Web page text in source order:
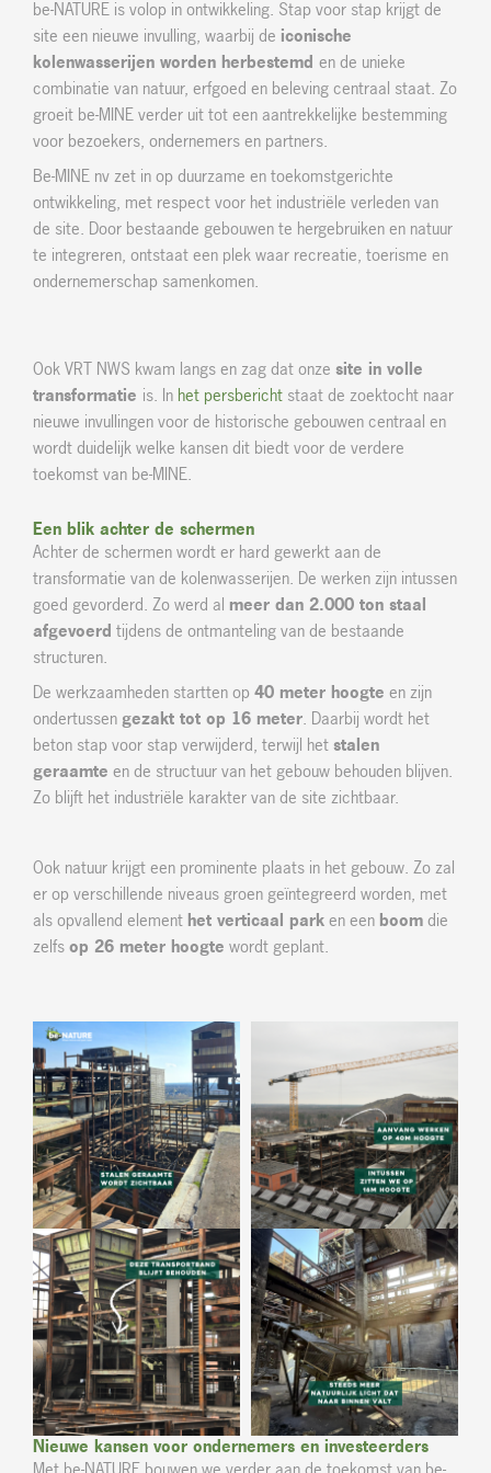
be-NATURE is volop in ontwikkeling. Stap voor stap krijgt de
site een nieuwe invulling, waarbij de iconische
kolenwasserijen worden herbestemd en de unieke
combinatie van natuur, erfgoed en beleving centraal staat. Zo
groeit be-MINE verder uit tot een aantrekkelijke bestemming
voor bezoekers, ondernemers en partners.
Be-MINE nv zet in op duurzame en toekomstgerichte
ontwikkeling, met respect voor het industriële verleden van
de site. Door bestaande gebouwen te hergebruiken en natuur
te integreren, ontstaat een plek waar recreatie, toerisme en
ondernemerschap samenkomen.
Ook VRT NWS kwam langs en zag dat onze site in volle
transformatie is. In het persbericht staat de zoektocht naar
nieuwe invullingen voor de historische gebouwen centraal en
wordt duidelijk welke kansen dit biedt voor de verdere
toekomst van be-MINE.
Een blik achter de schermen
Achter de schermen wordt er hard gewerkt aan de
transformatie van de kolenwasserijen. De werken zijn intussen
goed gevorderd. Zo werd al meer dan 2.000 ton staal
afgevoerd tijdens de ontmanteling van de bestaande
structuren.
De werkzaamheden startten op 40 meter hoogte en zijn
ondertussen gezakt tot op 16 meter. Daarbij wordt het
beton stap voor stap verwijderd, terwijl hetstalen
geraamte en de structuur van het gebouw behouden blijven.
Zo blijft het industriële karakter van de site zichtbaar.
Ook natuur krijgt een prominente plaats in het gebouw. Zo zal
er op verschillende niveaus groen geïntegreerd worden, met
als opvallend element het verticaal parken een boomdie
zelfsop 26 meter hoogte wordt geplant.
Nieuwe kansen voor ondernemers en investeerders